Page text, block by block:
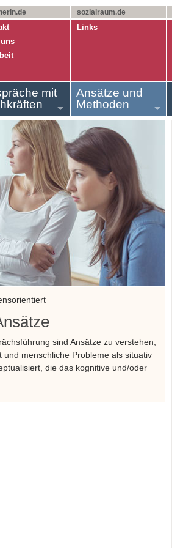
sozialraum.de
Links
mit
Ansätze und
Methoden
sind Ansätze zu verstehen,
menschliche Probleme als situativ
die das kognitive und/oder